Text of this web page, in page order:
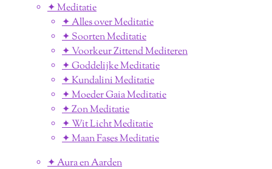
✦ Meditatie
✦ Alles over Meditatie
✦ Soorten Meditatie
✦ Voorkeur Zittend Mediteren
✦ Goddelijke Meditatie
✦ Kundalini Meditatie
✦ Moeder Gaia Meditatie
✦ Zon Meditatie
✦ Wit Licht Meditatie
✦ Maan Fases Meditatie
✦ Aura en Aarden